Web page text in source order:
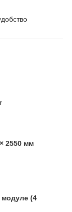
2550 мм
модуле (4